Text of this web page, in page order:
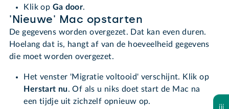
Klik op Ga door.
'Nieuwe' Mac opstarten
De gegevens worden overgezet. Dat kan even duren.
Hoelang dat is, hangt af van de hoeveelheid gegevens
die moet worden overgezet.
Het venster 'Migratie voltooid' verschijnt. Klik op
Herstart nu. Of als u niks doet start de Mac na
een tijdje uit zichzelf opnieuw op.